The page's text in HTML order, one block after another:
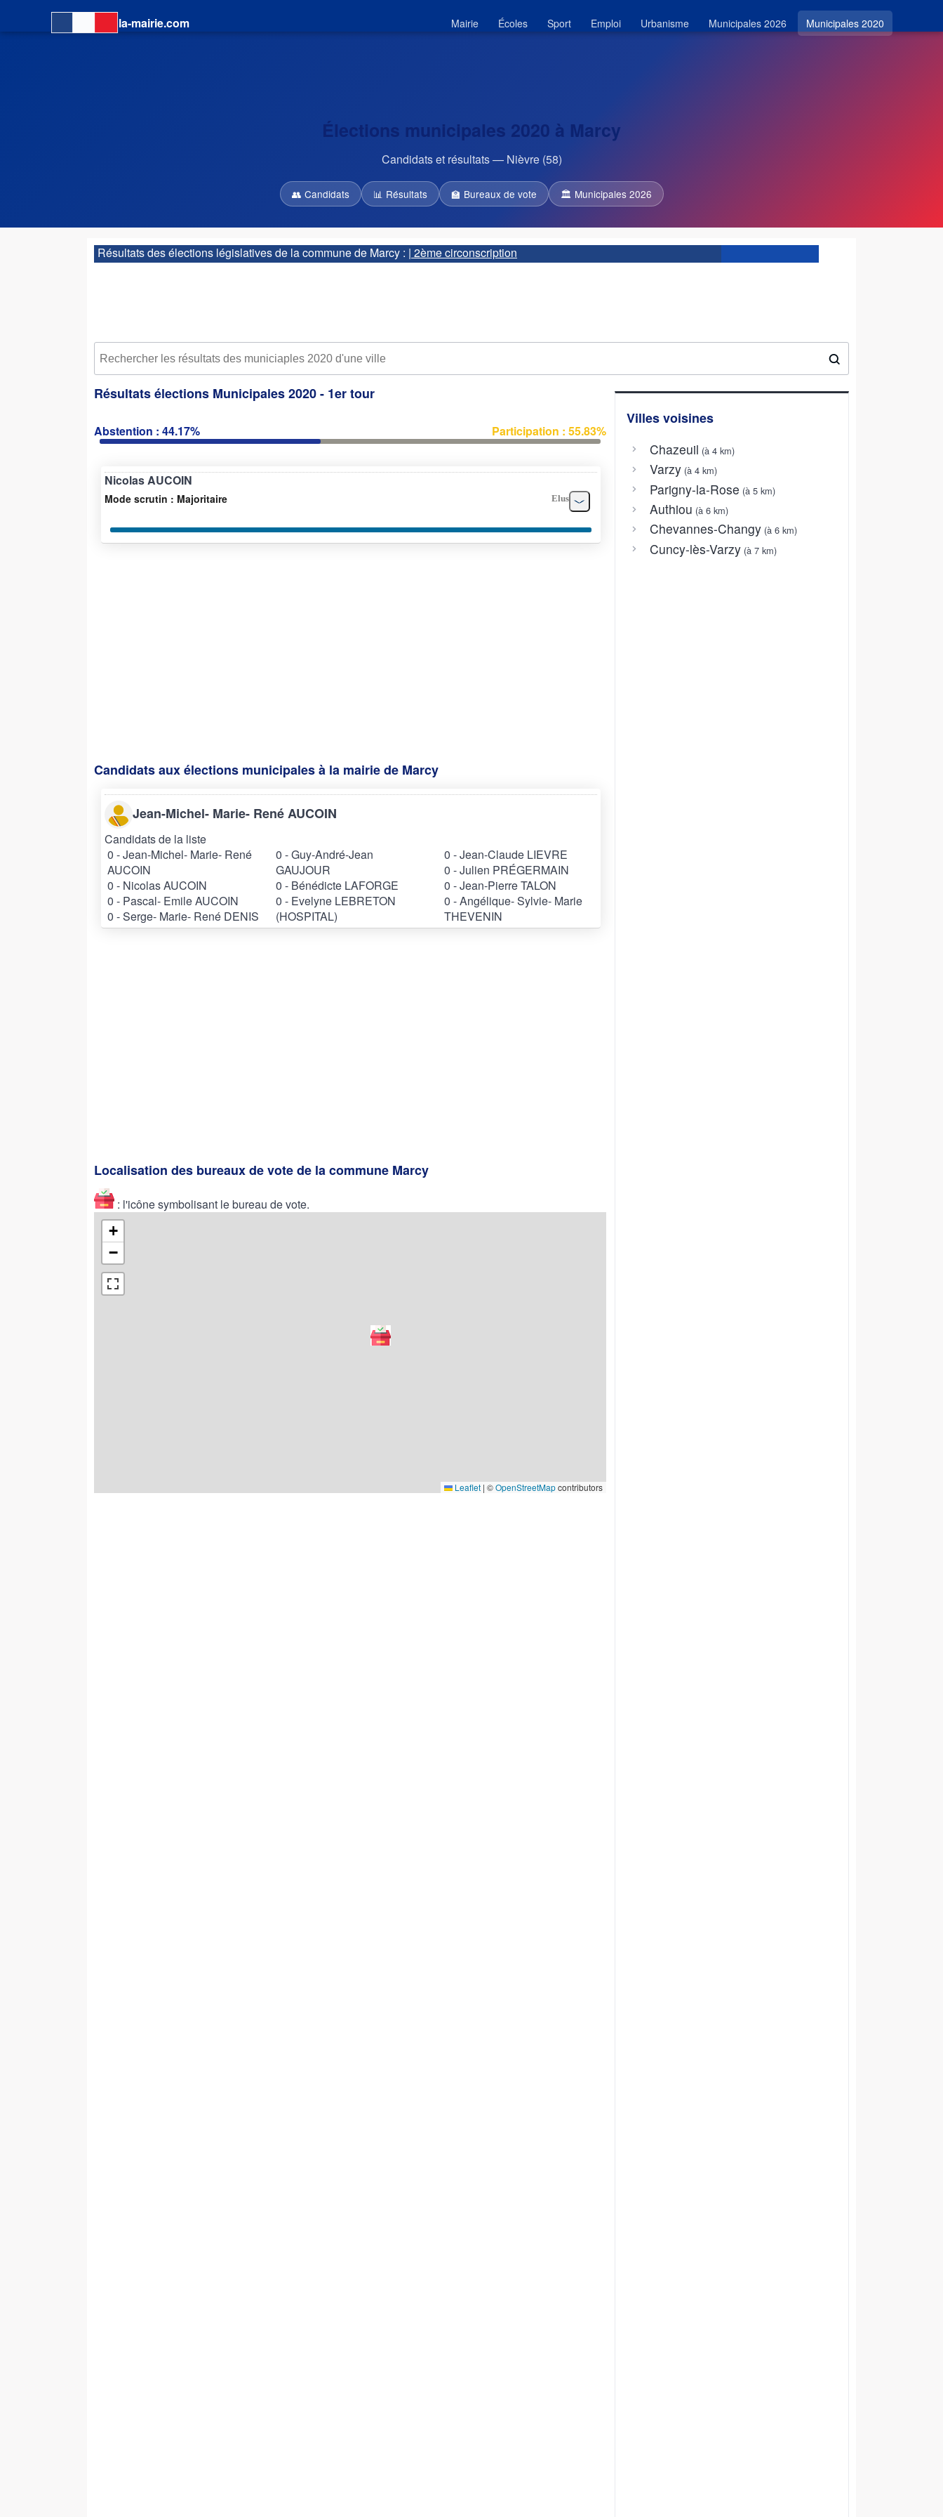
Municipales 2020
Élections municipales 2020 à Marcy
Candidats et résultats — Nièvre (58)
👥 Candidats 📊 Résultats 🏫 Bureaux de vote 🏛 Municipales 2026
Résultats des élections législatives de la commune de Marcy : | 2ème circonscription
Résultats élections Municipales 2020 - 1er tour
Abstention : 44.17% Participation : 55.83%
Nicolas AUCOIN
Mode scrutin : Majoritaire Elus
Candidats aux élections municipales à la mairie de Marcy
Jean-Michel- Marie- René AUCOIN
Candidats de la liste
0 - Jean-Michel- Marie- René
AUCOIN
0 - Nicolas AUCOIN
0 - Pascal- Emile AUCOIN
0 - Serge- Marie- René DENIS
0 - Guy-André-Jean
GAUJOUR
0 - Bénédicte LAFORGE
0 - Evelyne LEBRETON
(HOSPITAL)
0 - Jean-Claude LIEVRE
0 - Julien PRÉGERMAIN
0 - Jean-Pierre TALON
0 - Angélique- Sylvie- Marie
THEVENIN
Localisation des bureaux de vote de la commune Marcy
: l'icône symbolisant le bureau de vote.
+
−
Leaflet | ©OpenStreetMapcontributors
Villes voisines
Chazeuil (à 4 km)
Varzy(à 4 km)
Parigny-la-Rose (à 5 km)
Authiou (à 6 km)
Chevannes-Changy(à 6 km)
Cuncy-lès-Varzy(à 7 km)